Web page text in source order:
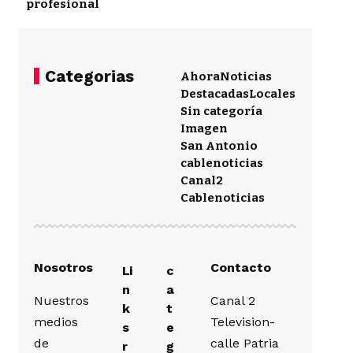
profesional
Categorias AhoraNoticias
DestacadasLocales
Sin categoría
Imagen
San Antonio
cablenoticias
Canal2
Cablenoticias
Nosotros
Nuestros
medios
de
Li
n
k
s
r
c
a
t
e
g
Contacto
Canal 2
Television-
calle Patria